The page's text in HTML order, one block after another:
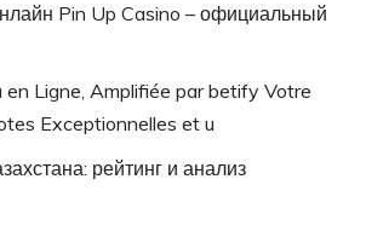
Pin Up Casino – официальный
en Ligne, Amplifiée par betify Votre
Exceptionnelles et u
рейтинг и анализ